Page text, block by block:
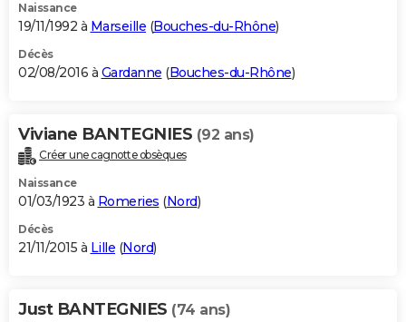
Naissance
19/11/1992 à Marseille (Bouches-du-Rhône)
Décès
02/08/2016 à Gardanne (Bouches-du-Rhône)
Viviane BANTEGNIES (92 ans)
Créer une cagnotte obsèques
Naissance
01/03/1923 à Romeries (Nord)
Décès
21/11/2015 à Lille (Nord)
Just BANTEGNIES (74 ans)